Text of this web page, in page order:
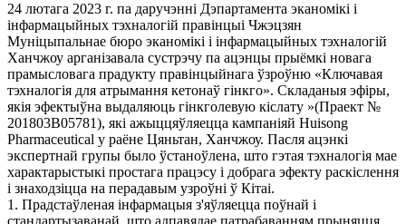
24 лютага 2023 г. па даручэнні Дэпартамента эканомікі і
інфармацыйных тэхналогій правінцыі Чжэцзян
Муніцыпальнае бюро эканомікі і інфармацыйных тэхналогій
Ханчжоу арганізавала сустрэчу па ацэнцы прыёмкі новага
прамысловага прадукту правінцыйнага ўзроўню «Ключавая
тэхналогія для атрымання кетонаў гінкго». Складаныя эфіры,
якія эфектыўна выдаляюць гінкголевую кіслату »(Праект №
201803B05781), які ажыццяўляецца кампаніяй Huisong
Pharmaceutical у раёне Цяньтан, Ханчжоу. Пасля ацэнкі
экспертнай групы было ўстаноўлена, што гэтая тэхналогія мае
характарыстыкі простага працэсу і добрага эфекту раскіслення
і знаходзіцца на перадавым узроўні ў Кітаі.
1. Прадстаўленая інфармацыя з'яўляецца поўнай і